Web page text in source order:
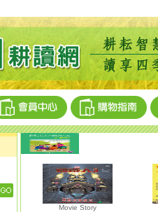
Movie Story